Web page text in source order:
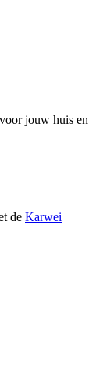
voor jouw huis en
de Karwei